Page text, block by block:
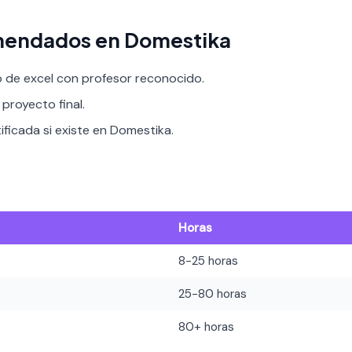
en Domestika
excel con profesor reconocido.
final.
si existe en Domestika.
Horas
8-25 horas
25-80 horas
80+ horas